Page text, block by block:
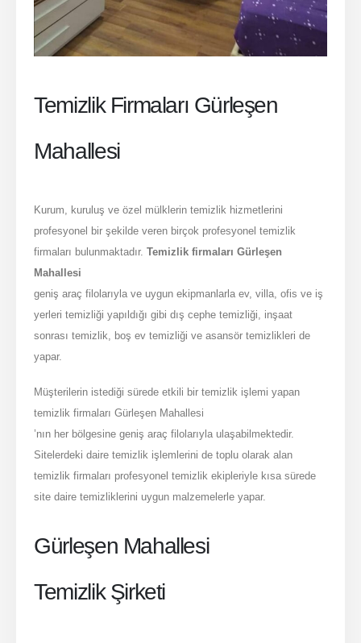
Temizlik Firmaları Gürleşen
Mahallesi
Kurum, kuruluş ve özel mülklerin temizlik hizmetlerini
profesyonel bir şekilde veren birçok profesyonel temizlik
firmaları bulunmaktadır.Temizlik firmaları Gürleşen
Mahallesi
geniş araç filolarıyla ve uygun ekipmanlarla ev, villa, ofis ve iş
yerleri temizliği yapıldığı gibi dış cephe temizliği, inşaat
sonrası temizlik, boş ev temizliği ve asansör temizlikleri de
yapar.
Müşterilerin istediği sürede etkili bir temizlik işlemi yapan
temizlik firmaları Gürleşen Mahallesi
’nın her bölgesine geniş araç filolarıyla ulaşabilmektedir.
Sitelerdeki daire temizlik işlemlerini de toplu olarak alan
temizlik firmaları profesyonel temizlik ekipleriyle kısa sürede
site daire temizliklerini uygun malzemelerle yapar.
Gürleşen Mahallesi
Temizlik Şirketi